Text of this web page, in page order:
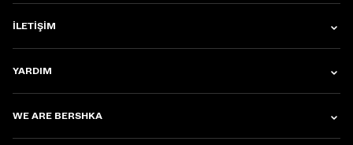
İLETIŞIM
YARDIM
WE ARE BERSHKA